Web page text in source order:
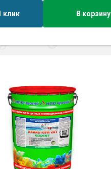
клик В корзину